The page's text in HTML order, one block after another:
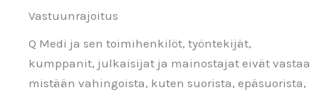
Vastuunrajoitus
Q Medi ja sen toimihenkilöt, työntekijät,
kumppanit, julkaisijat ja mainostajat eivät vastaa
mistään vahingoista, kuten suorista, epäsuorista,